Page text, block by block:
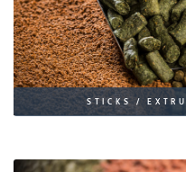
STICKS /